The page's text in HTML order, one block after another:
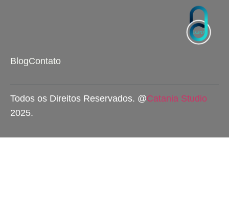
BlogContato
Todos os Direitos Reservados. @Catania Studio
2025.